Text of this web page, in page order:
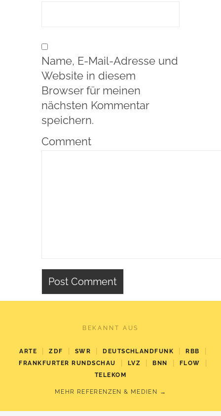
Name, E-Mail-Adresse und
Website in diesem
Browser für meinen
nächsten Kommentar
speichern.
Comment
BEKANNT AUS
ARTE | ZDF | SWR | DEUTSCHLANDFUNK | RBB |
FRANKFURTER RUNDSCHAU | LVZ | BNN | FLOW |
TELEKOM
MEHR REFERENZEN & MEDIEN →